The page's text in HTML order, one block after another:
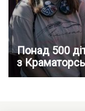
Понад 500
з